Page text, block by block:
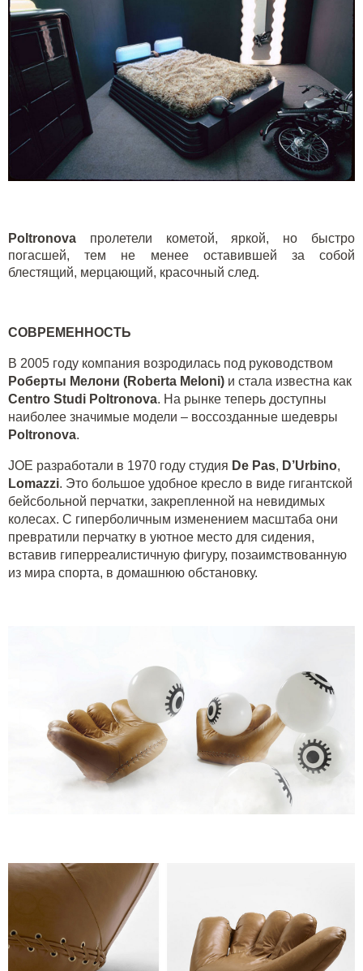
Poltronova пролетели кометой, яркой, но быстро
погасшей, тем не менее оставившей за собой
блестящий, мерцающий, красочный след.
СОВРЕМЕННОСТЬ
В 2005 году компания возродилась под руководством
Роберты Мелони (Roberta Meloni) и стала известна как
Centro Studi Poltronova. На рынке теперь доступны
наиболее значимые модели – воссозданные шедевры
Poltronova.
JOE разработали в 1970 году студия De Pas, D’Urbino,
Lomazzi. Это большое удобное кресло в виде гигантской
бейсбольной перчатки, закрепленной на невидимых
колесах. С гиперболичным изменением масштаба они
превратили перчатку в уютное место для сидения,
вставив гиперреалистичную фигуру, позаимствованную
из мира спорта, в домашнюю обстановку.